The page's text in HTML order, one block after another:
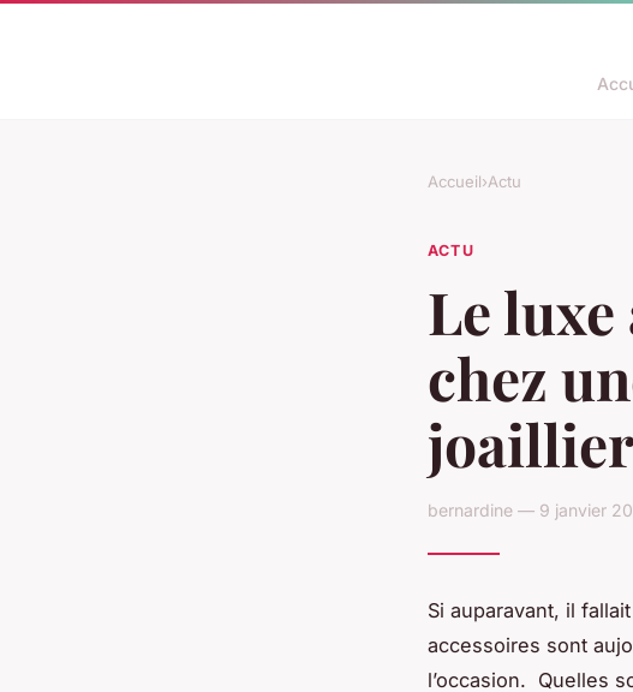
Accueil›Actu
ACTU
Le
chez
bernardine — 9 janvier
Si auparavant, il
accessoires sont
l’occasion. Quelles